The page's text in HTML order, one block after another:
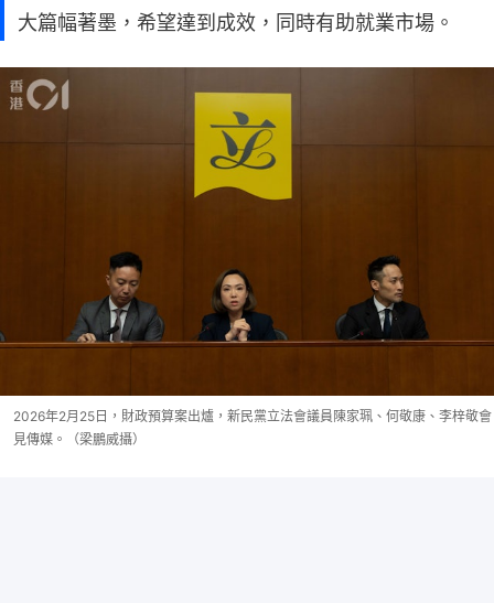
大篇幅著墨，希望達到成效，同時有助就業市場。
2026年2月25日，財政預算案出爐，新民黨立法會議員陳家珮、何敬康、李梓敬會
見傳媒。（梁鵬威攝）